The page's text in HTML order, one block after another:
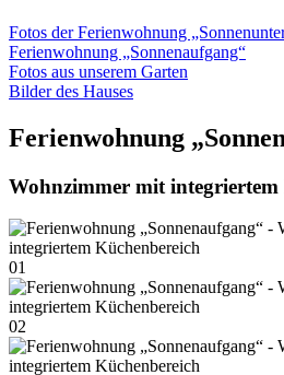
Fotos der Ferienwohnung
Ferienwohnung „Sonnenaufgang“
Fotos aus unserem Garten
Bilder des Hauses
Ferienwohnung
Wohnzimmer mit integriertem
01
02